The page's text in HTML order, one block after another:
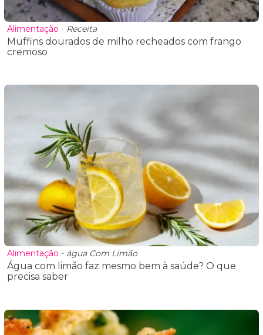
Alimentação - Receita
Muffins dourados de milho recheados com frango
cremoso
Alimentação - água Com Limão
Água com limão faz mesmo bem à saúde? O que
precisa saber